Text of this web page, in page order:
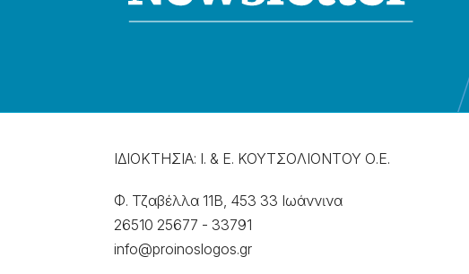
ΙΔΙΟΚΤΗΣΙΑ: Ι. & Ε. ΚΟΥΤΣΟΛΙΟΝΤΟΥ Ο.Ε.
Φ. Τζαβέλλα 11Β, 453 33 Ιωάννɩνα
26510 25677 - 33791
info@proinoslogos.gr